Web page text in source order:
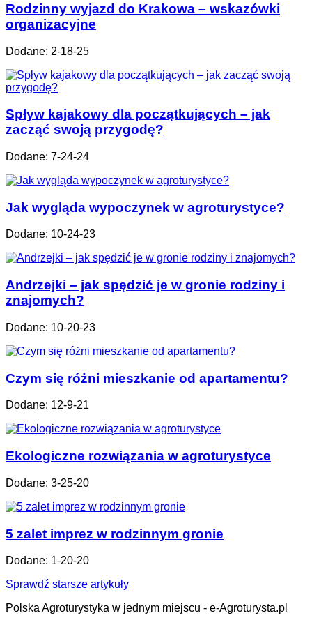
Rodzinny wyjazd do Krakowa – wskazówki
organizacyjne
Dodane: 2-18-25
Spływ kajakowy dla początkujących – jak
zacząć swoją przygodę?
Dodane: 7-24-24
Jak wygląda wypoczynek w agroturystyce?
Dodane: 10-24-23
Andrzejki – jak spędzić je w gronie rodziny i
znajomych?
Dodane: 10-20-23
Czym się różni mieszkanie od apartamentu?
Dodane: 12-9-21
Ekologiczne rozwiązania w agroturystyce
Dodane: 3-25-20
5 zalet imprez w rodzinnym gronie
Dodane: 1-20-20
Sprawdź starsze artykuły
Polska Agroturystyka w jednym miejscu - e-Agroturysta.pl